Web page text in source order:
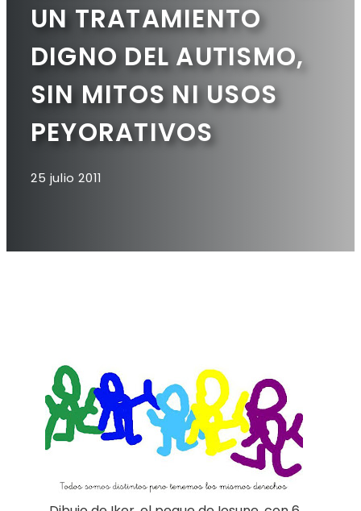
UN TRATAMIENTO
DIGNO DEL AUTISMO,
SIN MITOS NI USOS
PEYORATIVOS
25 julio 2011